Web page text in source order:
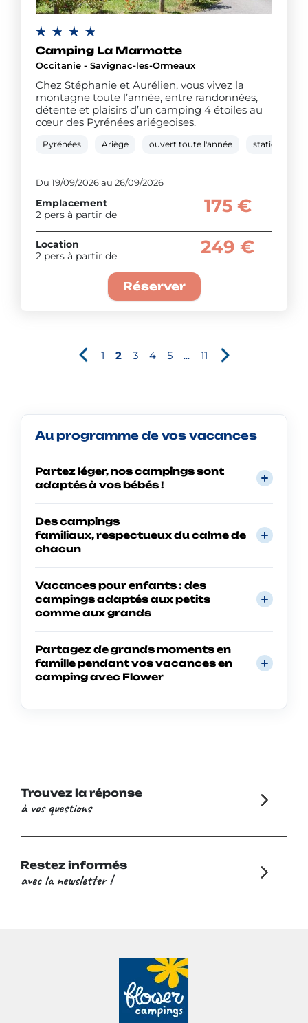
Camping La Marmotte
Occitanie - Savignac-les-Ormeaux
Chez Stéphanie et Aurélien, vous vivez la
montagne toute l’année, entre randonnées,
détente et plaisirs d’un camping 4 étoiles au
cœur des Pyrénées ariégeoises.
Pyrénées Ariège ouvert toute l'année station
Du 19/09/2026 au 26/09/2026
Emplacement
2 pers à partir de
175 €
Location
2 pers à partir de
249 €
Réserver
1 2 3 4 5 ... 11
Au programme de vos vacances
Partez léger, nos campings sont
adaptés à vos bébés !
Des campings
familiaux, respectueux du calme de
chacun
Vacances pour enfants : des
campings adaptés aux petits
comme aux grands
Partagez de grands moments en
famille pendant vos vacances en
camping avec Flower
Trouvez la réponse
à vos questions
Restez informés
avec la newsletter !